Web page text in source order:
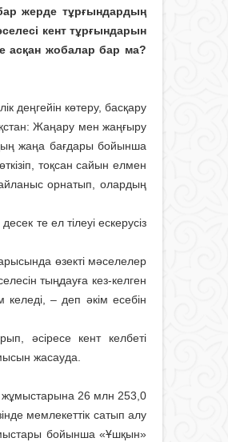
жерде тұрғындардың
кент тұрғындарын
асқан жобалар бар ма?
деңгейін көтеру, басқару
Жаңару мен жаңғыру
жаңа бағдары бойынша
тоқсан сайын елмен
орнатып, олардың
те ел тілеуі ескерусіз
өзекті мәселелер
тыңдауға кез-келген
– деп әкім есебін
әсіресе кент келбеті
жасауда.
жұмыстарына 26 млн 253,0
мемлекеттік сатып алу
бойынша «Ұшқын»